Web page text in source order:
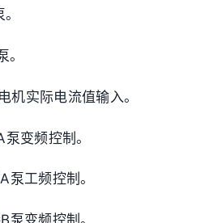
机实际电流值输入。
变频控制。
工频控制。